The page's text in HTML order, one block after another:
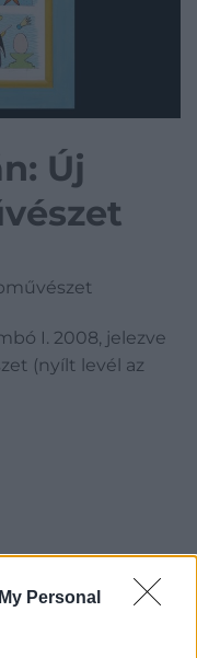
Personal
Új
I. 2008, jelezve
(nyílt levél az